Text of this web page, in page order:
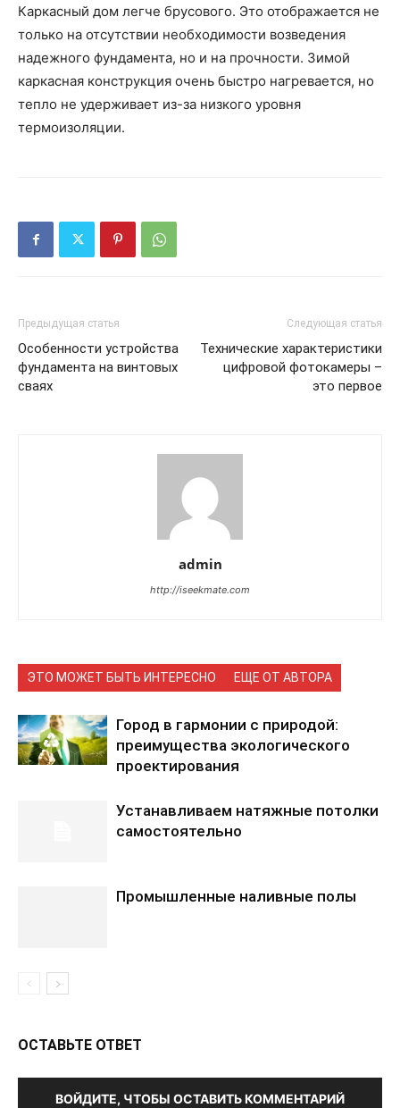
Каркасный дом легче брусового. Это отображается не
только на отсутствии необходимости возведения
надежного фундамента, но и на прочности. Зимой
каркасная конструкция очень быстро нагревается, но
тепло не удерживает из-за низкого уровня
термоизоляции.
Предыдущая статья
Особенности устройства
фундамента на винтовых
сваях
Следующая статья
Технические характеристики
цифровой фотокамеры –
это первое
admin
http://iseekmate.com
ЭТО МОЖЕТ БЫТЬ ИНТЕРЕСНО ЕЩЕ ОТ АВТОРА
Город в гармонии с природой:
преимущества экологического
проектирования
Устанавливаем натяжные потолки
самостоятельно
Промышленные наливные полы
ОСТАВЬТЕ ОТВЕТ
ВОЙДИТЕ, ЧТОБЫ ОСТАВИТЬ КОММЕНТАРИЙ